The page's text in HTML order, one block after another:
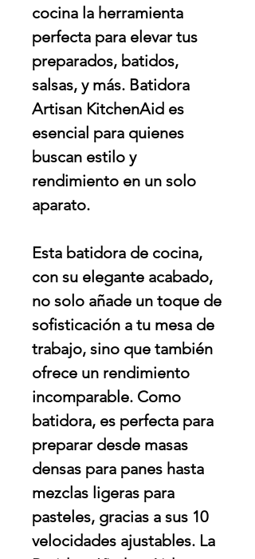
cocina la herramienta
perfecta para elevar tus
preparados, batidos,
salsas, y más. Batidora
Artisan KitchenAid es
esencial para quienes
buscan estilo y
rendimiento en un solo
aparato.
Esta batidora de cocina,
con su elegante acabado,
no solo añade un toque de
sofisticación a tu mesa de
trabajo, sino que también
ofrece un rendimiento
incomparable. Como
batidora, es perfecta para
preparar desde masas
densas para panes hasta
mezclas ligeras para
pasteles, gracias a sus 10
velocidades ajustables. La